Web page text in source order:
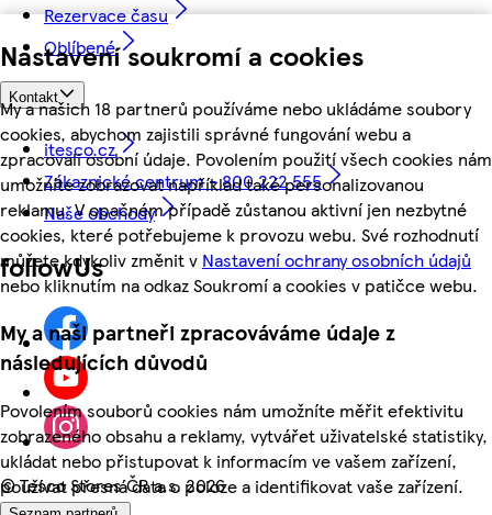
Nastavení soukromí a cookies
My a našich 18 partnerů používáme nebo ukládáme soubory
cookies, abychom zajistili správné fungování webu a
zpracovali osobní údaje. Povolením použití všech cookies nám
umožníte zobrazovat například také personalizovanou
reklamu. V opačném případě zůstanou aktivní jen nezbytné
cookies, které potřebujeme k provozu webu. Své rozhodnutí
můžete kdykoliv změnit v Nastavení ochrany osobních údajů
nebo kliknutím na odkaz Soukromí a cookies v patičce webu.
My a naši partneři zpracováváme údaje z
následujících důvodů
Povolením souborů cookies nám umožníte měřit efektivitu
zobrazeného obsahu a reklamy, vytvářet uživatelské statistiky,
ukládat nebo přistupovat k informacím ve vašem zařízení,
používat přesná data o poloze a identifikovat vaše zařízení.
Rezervace času
Oblíbené
Kontakt
itesco.cz
Zákaznické centrum - 800 222 555
Naše obchody
followUs
©Tesco Stores ČR a.s. 2026